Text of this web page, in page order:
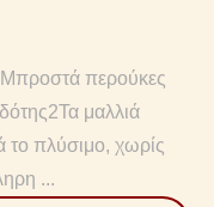
περούκες
μαλλιά
το πλύσιμο, χωρίς
...